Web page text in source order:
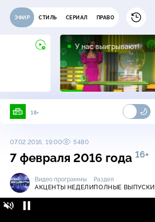
ЭФИР СТИЛЬ СЕРИАЛ ПРАВО
У нас выигрывают!
12+
18+
07.02.2016, 19:00 5480
7 февраля 2016 года 16+
Видео программы
АКЦЕНТЫ НЕДЕЛИ
Раздел
ПОЛНЫЕ ВЫПУСКИ